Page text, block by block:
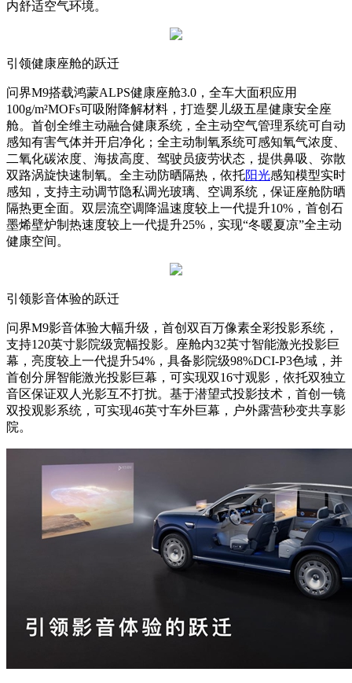
内舒适空气环境。
引领健康座舱的跃迁
问界M9搭载鸿蒙ALPS健康座舱3.0，全车大面积应用
100g/m²MOFs可吸附降解材料，打造婴儿级五星健康安全座
舱。首创全维主动融合健康系统，全主动空气管理系统可自动
感知有害气体并开启净化；全主动制氧系统可感知氧气浓度、
二氧化碳浓度、海拔高度、驾驶员疲劳状态，提供鼻吸、弥散
双路涡旋快速制氧。全主动防晒隔热，依托阳光感知模型实时
感知，支持主动调节隐私调光玻璃、空调系统，保证座舱防晒
隔热更全面。双层流空调降温速度较上一代提升10%，首创石
墨烯壁炉制热速度较上一代提升25%，实现“冬暖夏凉”全主动
健康空间。
引领影音体验的跃迁
问界M9影音体验大幅升级，首创双百万像素全彩投影系统，
支持120英寸影院级宽幅投影。座舱内32英寸智能激光投影巨
幕，亮度较上一代提升54%，具备影院级98%DCI-P3色域，并
首创分屏智能激光投影巨幕，可实现双16寸观影，依托双独立
音区保证双人光影互不打扰。基于潜望式投影技术，首创一镜
双投观影系统，可实现46英寸车外巨幕，户外露营秒变共享影
院。